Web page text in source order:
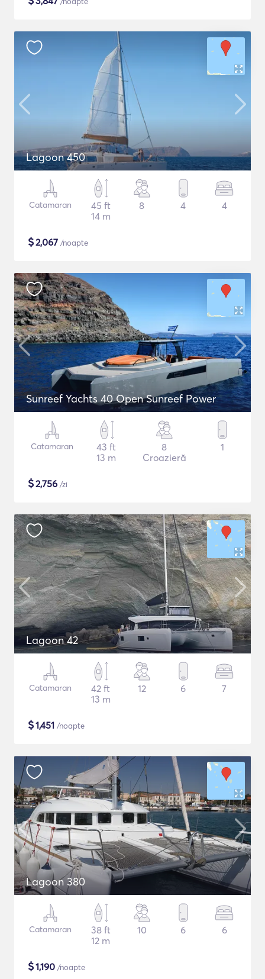
Lagoon 450
Catamaran
45 ft
14 m
8 4 4
$2,067 /noapte
Sunreef Yachts 40 Open Sunreef Power
Catamaran
43 ft
13 m
8
Croazieră
1
$2,756 /zi
Lagoon 42
Catamaran
42 ft
13 m
12 6 7
$1,451 /noapte
Lagoon 380
Catamaran
38 ft
12 m
10 6 6
$1,190 /noapte